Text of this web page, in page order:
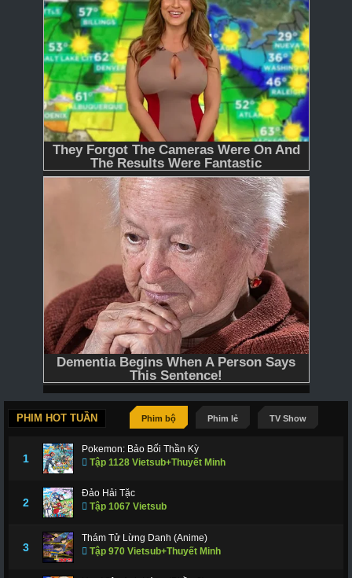
PHIM HOT TUẦN Phim bộ Phim lẻ TV Show
1
Pokemon: Bảo Bối Thần Kỳ
Tập 1128 Vietsub+Thuyết Minh
2
Đảo Hải Tặc
Tập 1067 Vietsub
3
Thám Tử Lừng Danh (Anime)
Tập 970 Vietsub+Thuyết Minh